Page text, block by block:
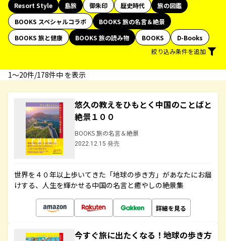
Resort Style
島旅 御朱印 歴史時代
旅の図鑑
BOOKS スペシャルコラボ
BOOKS 旅の名言＆絶景
BOOKS 旅と健康
BOOKS 旅の読み物 BOOKS
D-Books
絞り込み条件を追加
1〜20件/178件中 を表示
悠久の教えをひもとく中国のことばと
絶景１００
BOOKS 旅の名言＆絶景
2022.12.15 発売
世界を４０年以上歩いてきた「地球の歩き方」があなたにお届
けする、人生を輝かせる中国の名言と癒やしの絶景集
詳細を見る
今すぐ旅に出たくなる！地球の歩き方